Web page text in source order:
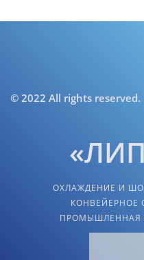
© 2022 All rights reserved.
ОХЛАЖДЕНИЕ И
КОНВЕЙЕРНОЕ
ПРОМЫШЛЕННАЯ